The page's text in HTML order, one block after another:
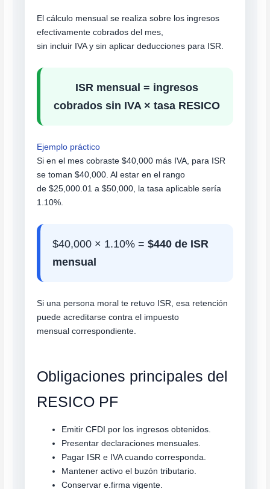
El cálculo mensual se realiza sobre los ingresos
efectivamente cobrados del mes,
sin incluir IVA y sin aplicar deducciones para ISR.
ISR mensual = ingresos
cobrados sin IVA × tasa RESICO
Ejemplo práctico
Si en el mes cobraste $40,000 más IVA, para ISR
se toman $40,000. Al estar en el rango
de $25,000.01 a $50,000, la tasa aplicable sería
1.10%.
$40,000 × 1.10% =$440 de ISR
mensual
Si una persona moral te retuvo ISR, esa retención
puede acreditarse contra el impuesto
mensual correspondiente.
Obligaciones principales del
RESICO PF
Emitir CFDI por los ingresos obtenidos.
Presentar declaraciones mensuales.
Pagar ISR e IVA cuando corresponda.
Mantener activo el buzón tributario.
Conservar e.firma vigente.